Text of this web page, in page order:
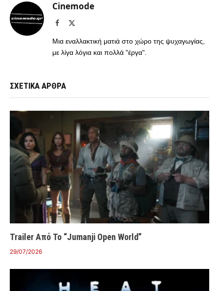
Cinemode
Facebook
Μια εναλλακτική ματιά στο χώρο της ψυχαγωγίας,
με λίγα λόγια και πολλά "έργα".
ΣΧΕΤΙΚΑ ΑΡΘΡΑ
Trailer Από Το “Jumanji Open World”
29/07/2026